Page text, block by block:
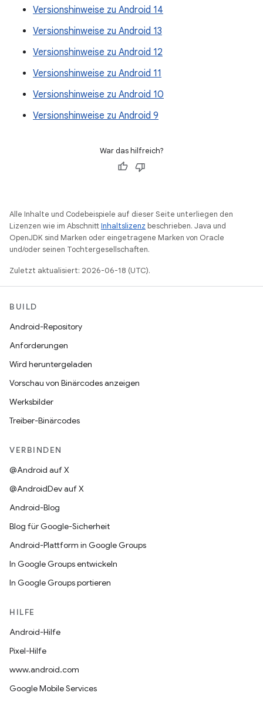
Versionshinweise zu Android 14
Versionshinweise zu Android 13
Versionshinweise zu Android 12
Versionshinweise zu Android 11
Versionshinweise zu Android 10
Versionshinweise zu Android 9
War das hilfreich?
Alle Inhalte und Codebeispiele auf dieser Seite unterliegen den
Lizenzen wie im AbschnittInhaltslizenz beschrieben. Java und
OpenJDK sind Marken oder eingetragene Marken von Oracle
und/oder seinen Tochtergesellschaften.
Zuletzt aktualisiert: 2026-06-18 (UTC).
BUILD
Android-Repository
Anforderungen
Wird heruntergeladen
Vorschau von Binärcodes anzeigen
Werksbilder
Treiber-Binärcodes
VERBINDEN
@Android auf X
@AndroidDev auf X
Android-Blog
Blog für Google-Sicherheit
Android-Plattform in Google Groups
In Google Groups entwickeln
In Google Groups portieren
HILFE
Android-Hilfe
Pixel-Hilfe
www.android.com
Google Mobile Services